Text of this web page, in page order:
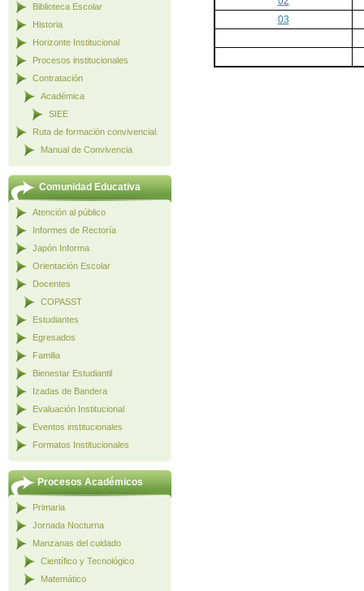
Biblioteca Escolar
Historia
Horizonte Institucional
Procesos institucionales
Contratación
Académica
SIEE
Ruta de formación convivencial.
Manual de Convivencia
Comunidad Educativa
Atención al público
Informes de Rectoría
Japón Informa
Orientación Escolar
Docentes
COPASST
Estudiantes
Egresados
Familia
Bienestar Estudiantil
Izadas de Bandera
Evaluación Institucional
Eventos institucionales
Formatos Institucionales
Procesos Académicos
Primaria
Jornada Nocturna
Manzanas del cuidado
Científico y Tecnológico
Matemático
03